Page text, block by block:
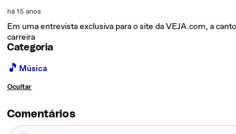
há 15 anos
Em uma entrevista exclusiva para o site da VEJA.com, a
carreira
Categoria
🎵 Música
Ocultar
Comentários